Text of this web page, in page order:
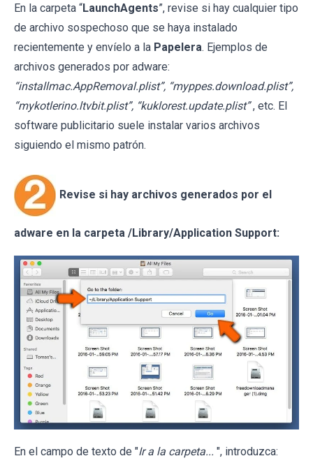
En la carpeta “LaunchAgents”, revise si hay cualquier tipo
de archivo sospechoso que se haya instalado
recientemente y envíelo a la Papelera. Ejemplos de
archivos generados por adware:
“installmac.AppRemoval.plist”, “myppes.download.plist”,
“mykotlerino.ltvbit.plist”, “kuklorest.update.plist” , etc. El
software publicitario suele instalar varios archivos
siguiendo el mismo patrón.
Revise si hay archivos generados por el
adware en la carpeta /Library/Application Support:
En el campo de texto de "Ir a la carpeta... ", introduzca: